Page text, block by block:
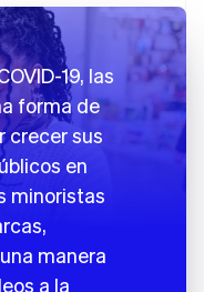
19, las
forma de
crecer sus
en
minoristas
manera
a la